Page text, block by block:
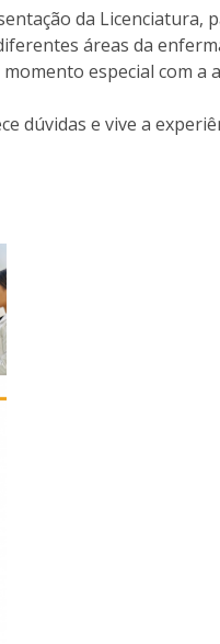
da Licenciatura,
áreas da
especial com a
dúvidas e vive a